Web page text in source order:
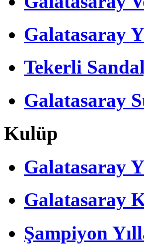
Galatasaray
Tekerli
Galatasaray
Kulüp
Galatasaray
Galatasaray
Şampiyon